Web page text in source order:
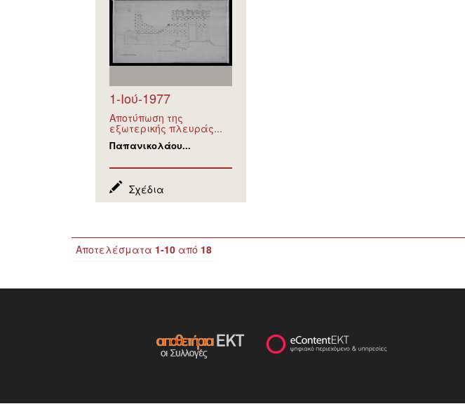
1-Ιού-1977
Αποτύπωση της
εξωτερικής πλευράς...
Παπανικολάου...
Σχέδια
Αποτελέσματα 1-10 από 18